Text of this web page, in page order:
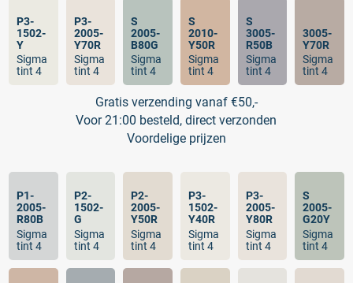
P3-
1502-
Y
Sigma
tint 4
P3-
2005-
Y70R
Sigma
tint 4
S
2005-
B80G
Sigma
tint 4
S
2010-
Y50R
Sigma
tint 4
S
3005-
R50B
Sigma
tint 4
3005-
Y70R
Sigma
tint 4
P1-
2005-
R80B
Sigma
tint 4
P2-
1502-
G
Sigma
tint 4
P2-
2005-
Y50R
Sigma
tint 4
P3-
1502-
Y40R
Sigma
tint 4
P3-
2005-
Y80R
Sigma
tint 4
S
2005-
G20Y
Sigma
tint 4
Gratis verzending vanaf €50,-
Voor 21:00 besteld, direct verzonden
Voordelige prijzen